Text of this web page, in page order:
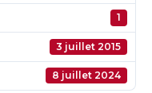
1
3 juillet 2015
8 juillet 2024